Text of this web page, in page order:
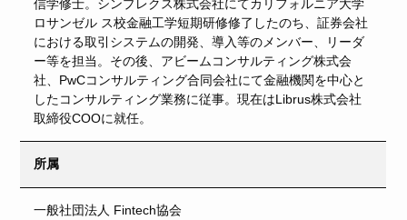
信学修士。シンプレクス株式会社にてカリフォルニア大学
ロサンゼル ス校金融工学短期研修修了したのち、証券会社
における取引システムの開発、導入等のメンバー、リーダ
ー等を担当。その後、アビームコンサルティング株式会
社、PwCコンサルティング合同会社にて金融機関を中心と
したコンサルティング業務に従事。現在はLibrus株式会社
取締役COOに就任。
所属
一般社団法人 Fintech協会